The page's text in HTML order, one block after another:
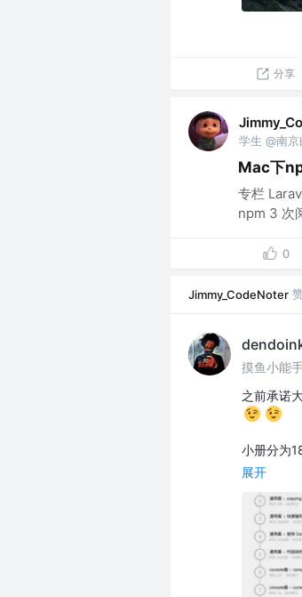
分享
学生 @南
Mac下
专栏
npm 3 次
0
Jimmy_CodeNoter
摸鱼小能
之前承诺
小册分为
展开